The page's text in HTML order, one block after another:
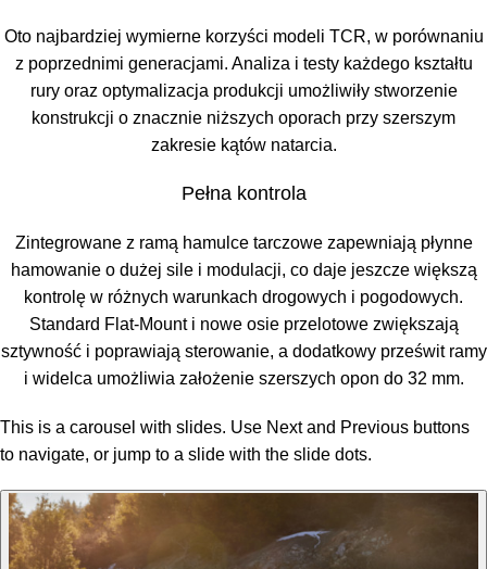
Oto najbardziej wymierne korzyści modeli TCR, w porównaniu
z poprzednimi generacjami. Analiza i testy każdego kształtu
rury oraz optymalizacja produkcji umożliwiły stworzenie
konstrukcji o znacznie niższych oporach przy szerszym
zakresie kątów natarcia.
Pełna kontrola
Zintegrowane z ramą hamulce tarczowe zapewniają płynne
hamowanie o dużej sile i modulacji, co daje jeszcze większą
kontrolę w różnych warunkach drogowych i pogodowych.
Standard Flat-Mount i nowe osie przelotowe zwiększają
sztywność i poprawiają sterowanie, a dodatkowy prześwit ramy
i widelca umożliwia założenie szerszych opon do 32 mm.
This is a carousel with slides. Use Next and Previous buttons
to navigate, or jump to a slide with the slide dots.